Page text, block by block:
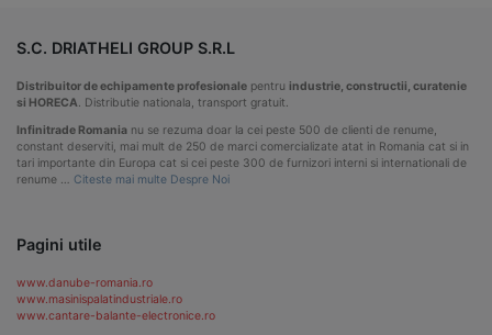
S.C. DRIATHELI GROUP S.R.L
Distribuitor de echipamente profesionale pentru industrie, constructii, curatenie
si HORECA . Distributie nationala, transport gratuit.
Infinitrade Romania nu se rezuma doar la cei peste 500 de clienti de renume,
constant deserviti, mai mult de 250 de marci comercializate atat in Romania cat si in
tari importante din Europa cat si cei peste 300 de furnizori interni si internationali de
renume … Citeste mai multe Despre Noi
Pagini utile
www.danube-romania.ro
www.masinispalatindustriale.ro
www.cantare-balante-electronice.ro